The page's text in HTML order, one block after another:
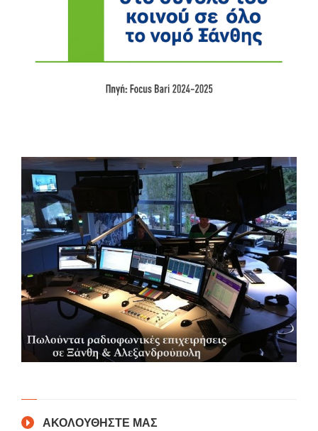
ΑΚΟΛΟΥΘΗΣΤΕ ΜΑΣ